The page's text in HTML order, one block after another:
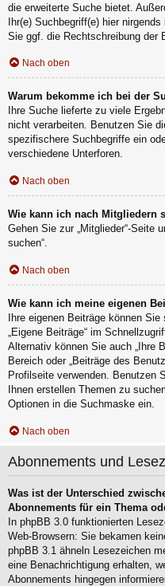
die erweiterte Suche bietet.
Ihr(e) Suchbegriff(e) hier
Sie ggf. die Rechtschreibung der
Nach oben
Warum bekomme ich bei der
Ihre Suche lieferte zu viele
nicht verarbeiten. Benutzen Sie
spezifischere Suchbegriffe ein
verschiedene Unterforen.
Nach oben
Wie kann ich nach Mitgliedern
Gehen Sie zur „Mitglieder“-Seite
suchen“.
Nach oben
Wie kann ich meine eigenen
Ihre eigenen Beiträge können
„Eigene Beiträge“ im
Alternativ können Sie auch „Ihre
Bereich oder „Beiträge des
Profilseite verwenden. Benutzen
Ihnen erstellen Themen zu
Optionen in die Suchmaske ein.
Nach oben
Abonnements und
Was ist der Unterschied
Abonnements für ein Thema
In phpBB 3.0 funktionierten
Web-Browsern: Sie bekamen
phpBB 3.1 ähneln Lesezeichen
eine Benachrichtigung erhalten,
Abonnements hingegen